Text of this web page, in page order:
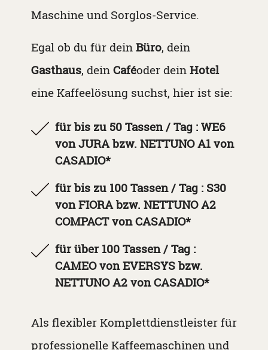
Maschine und Sorglos-Service.
Egal ob du für dein Büro, dein
Gasthaus, dein Caféoder dein Hotel
eine Kaffeelösung suchst, hier ist sie:
für bis zu 50 Tassen / Tag : WE6
von JURA bzw. NETTUNO A1 von
CASADIO*
für bis zu 100 Tassen / Tag : S30
von FIORA bzw. NETTUNO A2
COMPACT von CASADIO*
für über 100 Tassen / Tag :
CAMEO von EVERSYS bzw.
NETTUNO A2 von CASADIO*
Als flexibler Komplettdienstleister für
professionelle Kaffeemaschinen und